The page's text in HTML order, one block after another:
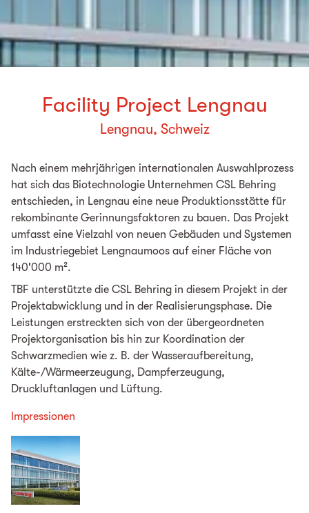
Facility Project Lengnau
Lengnau, Schweiz
Nach einem mehrjährigen internationalen Auswahlprozess
hat sich das Biotechnologie Unternehmen CSL Behring
entschieden, in Lengnau eine neue Produktionsstätte für
rekombinante Gerinnungsfaktoren zu bauen. Das Projekt
umfasst eine Vielzahl von neuen Gebäuden und Systemen
im Industriegebiet Lengnaumoos auf einer Fläche von
140'000 m².
TBF unterstützte die CSL Behring in diesem Projekt in der
Projektabwicklung und in der Realisierungsphase. Die
Leistungen erstreckten sich von der übergeordneten
Projektorganisation bis hin zur Koordination der
Schwarzmedien wie z. B. der Wasseraufbereitung,
Kälte-/Wärmeerzeugung, Dampferzeugung,
Druckluftanlagen und Lüftung.
Impressionen